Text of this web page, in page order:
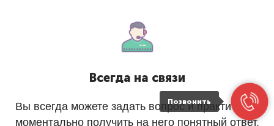
Всегда на связи
Вы всегда можете задать вопрос и практически
моментально получить на него понятный ответ.
Позвонить